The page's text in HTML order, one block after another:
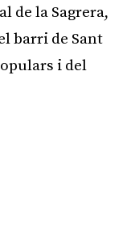
de la Sagrera,
barri de Sant
i del